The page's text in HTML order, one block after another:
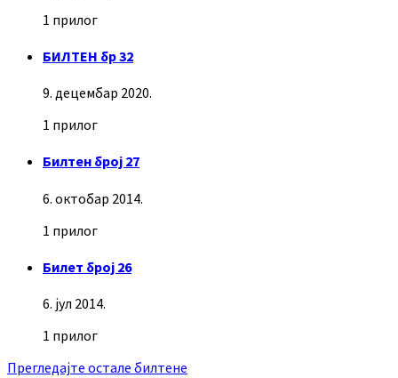
1 прилог
БИЛТЕН бр 32
9. децембар 2020.
1 прилог
Билтен број 27
6. октобар 2014.
1 прилог
Билет број 26
6. јул 2014.
1 прилог
Прегледајте остале билтене